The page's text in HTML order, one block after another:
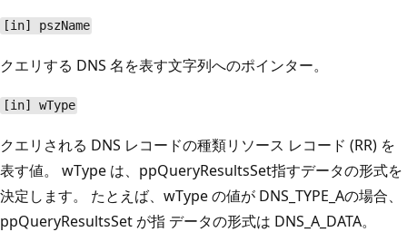
[in] pszName
クエリする DNS 名を表す文字列へのポインター。
[in] wType
クエリされる DNS レコードの種類リソース レコード (RR) を
表す値。 wType は、ppQueryResultsSet指すデータの形式を
決定します。 たとえば、 wTypeの値が DNS_TYPE_Aの場合、
ppQueryResultsSet が指 データの形式は DNS_A_DATA。